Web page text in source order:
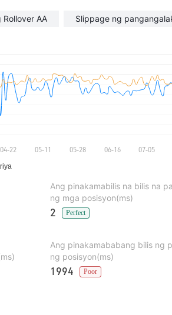
Rollover AA Slippage ng
Ang pinakamabilis na bilis na
ng mga posisyon(ms)
2 Perfect
Ang pinakamababang bilis ng
ng posisyon(ms)
1994 Poor